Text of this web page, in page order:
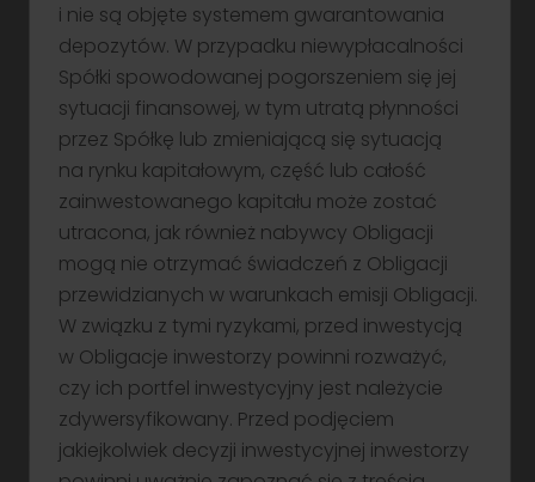
i nie są objęte systemem gwarantowania
depozytów. W przypadku niewypłacalności
Spółki spowodowanej pogorszeniem się jej
sytuacji finansowej, w tym utratą płynności
przez Spółkę lub zmieniającą się sytuacją
na rynku kapitałowym, część lub całość
zainwestowanego kapitału może zostać
utracona, jak również nabywcy Obligacji
mogą nie otrzymać świadczeń z Obligacji
przewidzianych w warunkach emisji Obligacji.
W związku z tymi ryzykami, przed inwestycją
w Obligacje inwestorzy powinni rozważyć,
czy ich portfel inwestycyjny jest należycie
zdywersyfikowany. Przed podjęciem
jakiejkolwiek decyzji inwestycyjnej inwestorzy
Zapis z wykorzystaniem potrącenia:
przed złożeniem zapisu z
wykorzystaniem potrącenia Inwestor
musi posiadać na swoim rachunku
maklerskim obligacje Emitenta serii C3,
(ISIN PLGFPRE00362) w liczbie najmniej
odpowiadającej liczbie obligacji, na
które zamierza złożyć zapis
Prowizja i opłaty
Noble Securities S.A. nie pobiera
prowizji maklerskiej z tytułu złożenia zapisu
na Obligacje, w tym nie pobiera opłat wynikających